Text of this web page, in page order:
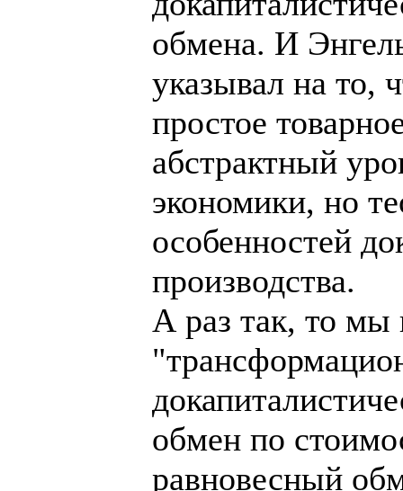
обмена. И
указывал на то,
простое
абстрактный
экономики, но
особенностей
производства.
А раз так, то мы
обмен по
равновесный